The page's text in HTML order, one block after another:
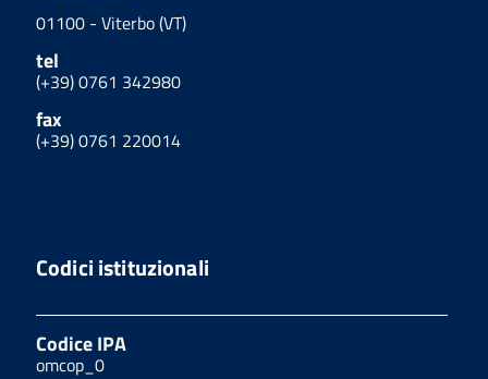
01100 - Viterbo (VT)
tel
(+39) 0761 342980
fax
(+39) 0761 220014
Codici istituzionali
Codice IPA
omcop_0